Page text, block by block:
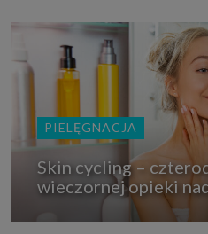
PIELĘGNACJA
Skin cycling –
wieczornej opieki